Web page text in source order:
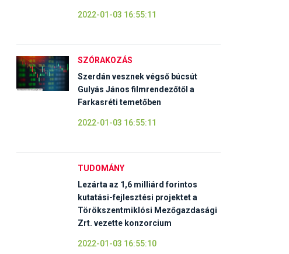
2022-01-03 16:55:11
SZÓRAKOZÁS
Szerdán vesznek végső búcsút
Gulyás János filmrendezőtől a
Farkasréti temetőben
2022-01-03 16:55:11
TUDOMÁNY
Lezárta az 1,6 milliárd forintos
kutatási-fejlesztési projektet a
Törökszentmiklósi Mezőgazdasági
Zrt. vezette konzorcium
2022-01-03 16:55:10